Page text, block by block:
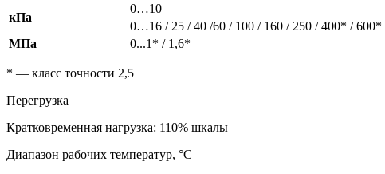
кПа
0…10
0…16 / 25 / 40 /60 / 100 / 160 / 250 / 400* / 600*
МПа 0...1* / 1,6*
* — класс точности 2,5
Перегрузка
Кратковременная нагрузка: 110% шкалы
Диапазон рабочих температур, °C